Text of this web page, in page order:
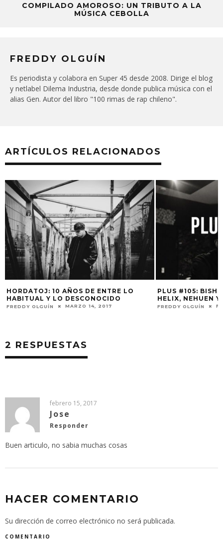
COMPILADO AMOROSO: UN TRIBUTO A LA
MÚSICA CEBOLLA
FREDDY OLGUÍN
Es periodista y colabora en Super 45 desde 2008. Dirige el blog
y netlabel Dilema Industria, desde donde publica música con el
alias Gen. Autor del libro "100 rimas de rap chileno".
ARTÍCULOS RELACIONADOS
HORDATOJ: 10 AÑOS DE ENTRE LO
HABITUAL Y LO DESCONOCIDO
FREDDY OLGUÍN MARZO 14, 2017
PLUS #105:
HELIX, NEHUEN Y
FREDDY OLGUÍN
2 RESPUESTAS
febrero 15, 2017
Jose
Responder
Buen articulo, no sabia muchas cosas
HACER COMENTARIO
Su dirección de correo electrónico no será publicada.
COMENTARIO